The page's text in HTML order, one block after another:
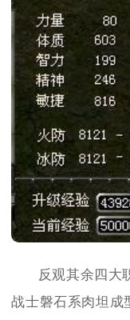
反观其余四大
战士磐石系肉坦成